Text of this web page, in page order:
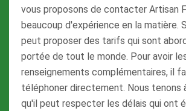
vous proposons de contacter Artisan
beaucoup d'expérience en la matière.
peut proposer des tarifs qui sont
portée de tout le monde. Pour avoir
renseignements complémentaires, il
téléphoner directement. Nous tenons
qu'il peut respecter les délais qui ont